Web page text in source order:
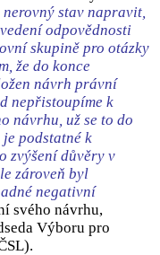
stav napravit,
odpovědnosti
skupině pro otázky
že do konce
návrh právní
nepřistoupíme k
návrhu, už se to do
podstatné k
zvýšení důvěry v
zároveň byl
negativní
svého návrhu,
Výboru pro